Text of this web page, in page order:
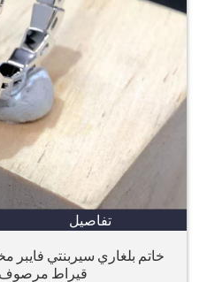
تفاصيل
قيراط مرصوف